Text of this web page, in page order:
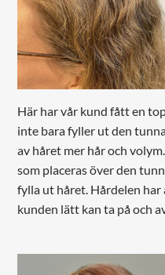
Här har vår kund fått en
inte bara fyller ut den
av håret mer hår och
som placeras över den
fylla ut håret. Hårdelen har
kunden lätt kan ta på och